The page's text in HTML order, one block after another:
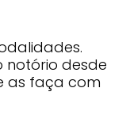
notório desde
as faça com